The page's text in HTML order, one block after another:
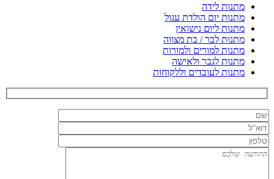
מתנות לידה
מתנות יום הולדת עגול
מתנות ליום נישואין
מתנות לבר / בת מצווה
מתנות למורים ולמורות
מתנות לגבר ולאישה
מתנות לעובדים וללקוחות